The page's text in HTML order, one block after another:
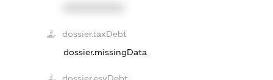
dossier.taxDebt
dossier.missingData